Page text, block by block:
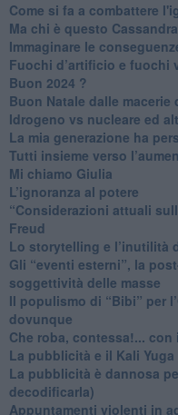
Come si fa a combattere
Ma chi è questo
Immaginare le
​Fuochi d’artificio e fuochi
Buon 2024 ?
​Buon Natale dalle macerie
​Idrogeno vs nucleare ed
​La mia generazione ha
​Tutti insieme verso
Mi chiamo Giulia
L’ignoranza al potere
​“Considerazioni attuali
Freud
​Lo storytelling e l’inutilità
​Gli “eventi esterni”, la
soggettività delle masse
​Il populismo di “Bibi” per
dovunque
​Che roba, contessa!...
La pubblicità e il Kali Yuga
​La pubblicità è dannosa
decodificarla)
​Appuntamenti violenti in